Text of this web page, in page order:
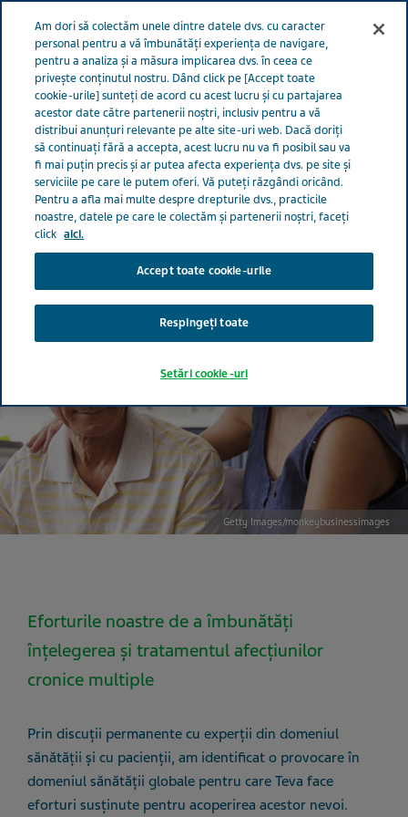
ROMÂNIA
România Impactul nostru
Angajamentul global Teva privind
sănătatea
Angajamentul global Teva
privind sănătatea
Getty Images/monkeybusinessimages
Eforturile noastre de a îmbunătăți
înțelegerea și tratamentul afecțiunilor
cronice multiple
Prin discuții permanente cu experții din domeniul
sănătății și cu pacienții, am identificat o provocare în
domeniul sănătății globale pentru care Teva face
eforturi susținute pentru acoperirea acestor nevoi.
Am dori să colectăm unele dintre datele dvs. cu caracter
personal pentru a vă îmbunătăți experiența de navigare,
pentru a analiza și a măsura implicarea dvs. în ceea ce
privește conținutul nostru. Dând click pe [Accept toate
cookie-urile] sunteți de acord cu acest lucru și cu partajarea
acestor date către partenerii noștri, inclusiv pentru a vă
distribui anunțuri relevante pe alte site-uri web. Dacă doriți
să continuați fără a accepta, acest lucru nu va fi posibil sau va
fi mai puțin precis și ar putea afecta experiența dvs. pe site și
serviciile pe care le putem oferi. Vă puteți răzgândi oricând.
Pentru a afla mai multe despre drepturile dvs., practicile
noastre, datele pe care le colectăm și partenerii noștri, faceți
click aici.
Accept toate cookie-urile
Respingeți toate
Setări cookie-uri